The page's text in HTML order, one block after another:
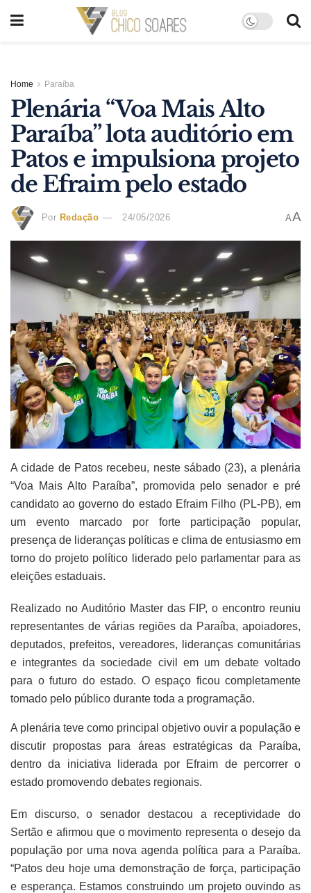
Home Paraíba
Plenária “Voa Mais Alto
Paraíba” lota auditório em
Patos e impulsiona projeto
de Efraim pelo estado
Por Redação 24/05/2026 AA
A cidade de Patos recebeu, neste sábado (23), a plenária
“Voa Mais Alto Paraíba”, promovida pelo senador e pré
candidato ao governo do estado Efraim Filho (PL-PB), em
um evento marcado por forte participação popular,
presença de lideranças políticas e clima de entusiasmo em
torno do projeto político liderado pelo parlamentar para as
eleições estaduais.
Realizado no Auditório Master das FIP, o encontro reuniu
representantes de várias regiões da Paraíba, apoiadores,
deputados, prefeitos, vereadores, lideranças comunitárias
e integrantes da sociedade civil em um debate voltado
para o futuro do estado. O espaço ficou completamente
tomado pelo público durante toda a programação.
A plenária teve como principal objetivo ouvir a população e
discutir propostas para áreas estratégicas da Paraíba,
dentro da iniciativa liderada por Efraim de percorrer o
estado promovendo debates regionais.
Em discurso, o senador destacou a receptividade do
Sertão e afirmou que o movimento representa o desejo da
população por uma nova agenda política para a Paraíba.
“Patos deu hoje uma demonstração de força, participação
e esperança. Estamos construindo um projeto ouvindo as